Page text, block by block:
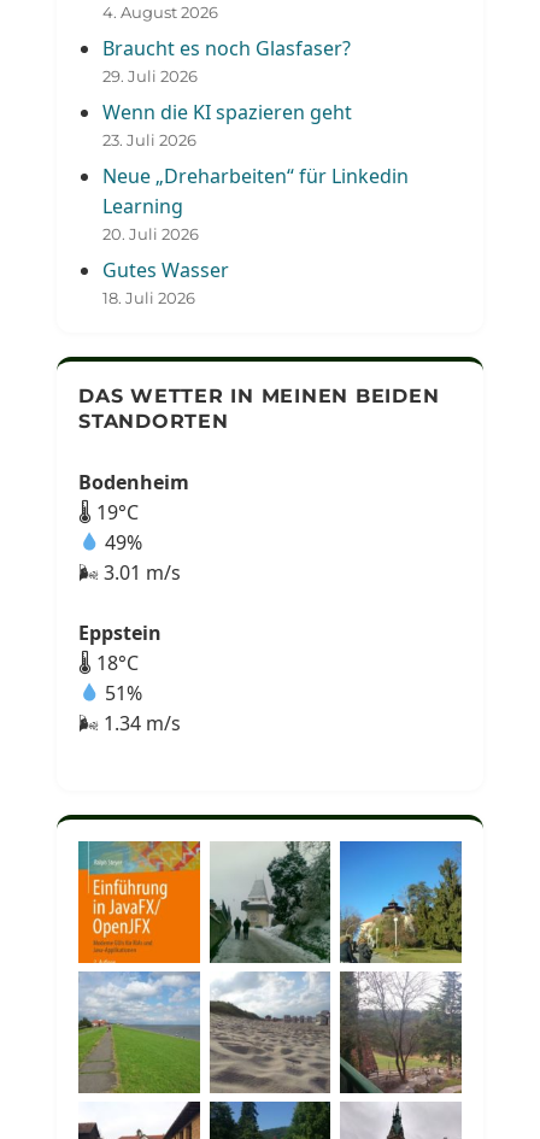
4. August 2026
Braucht es noch Glasfaser?
29. Juli 2026
Wenn die KI spazieren geht
23. Juli 2026
Neue „Dreharbeiten“ für Linkedin
Learning
20. Juli 2026
Gutes Wasser
18. Juli 2026
DAS WETTER IN MEINEN BEIDEN
STANDORTEN
Bodenheim
🌡 19°C
49%
🌬 3.01 m/s
Eppstein
🌡 18°C
51%
🌬 1.34 m/s